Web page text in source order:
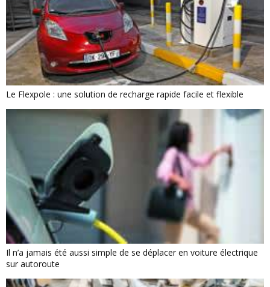
Le Flexpole : une solution de recharge rapide facile et flexible
Il n’a jamais été aussi simple de se déplacer en voiture électrique
sur autoroute